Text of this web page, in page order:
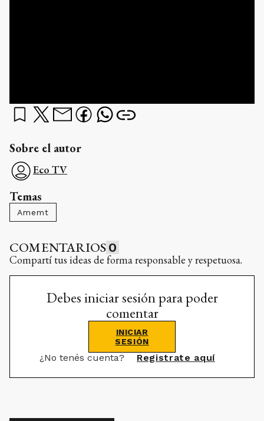
Sobre el autor
Eco TV
Temas
Amemt
COMENTARIOS 0
Compartí tus ideas de forma responsable y respetuosa.
Debes iniciar sesión para poder
comentar
INICIAR
SESIÓN
¿No tenés cuenta? Registrate aquí